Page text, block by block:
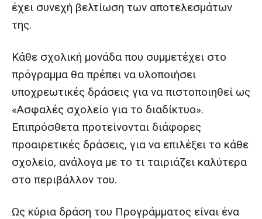
έχει συνεχή βελτίωση των αποτελεσμάτων
της.
Κάθε σχολική μονάδα που συμμετέχει στο
πρόγραμμα θα πρέπει να υλοποιήσει
υποχρεωτικές δράσεις για να πιστοποιηθεί ως
«Ασφαλές σχολείο για το διαδίκτυο».
Επιπρόσθετα προτείνονται διάφορες
προαιρετικές δράσεις, για να επιλέξει το κάθε
σχολείο, ανάλογα με το τι ταιριάζει καλύτερα
στο περιβάλλον του.
Ως κύρια δράση του Προγράμματος είναι ένα